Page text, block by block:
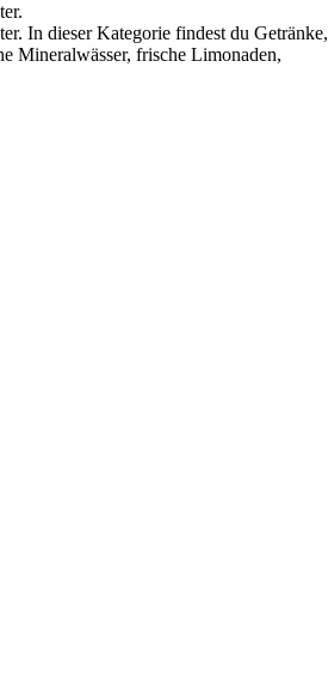
In dieser Kategorie findest du Getränke,
Mineralwässer, frische Limonaden,